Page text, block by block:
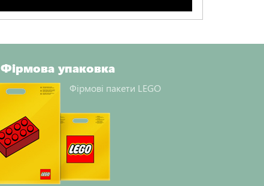
Фірмова упаковка
Фірмові пакети LEGO